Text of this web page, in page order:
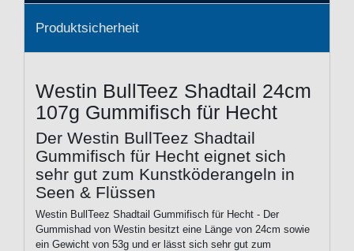
Produktsicherheit
Westin BullTeez Shadtail 24cm
107g Gummifisch für Hecht
Der Westin BullTeez Shadtail
Gummifisch für Hecht eignet sich
sehr gut zum Kunstköderangeln in
Seen & Flüssen
Westin BullTeez Shadtail Gummifisch für Hecht - Der
Gummishad von Westin besitzt eine Länge von 24cm sowie
ein Gewicht von 53g und er lässt sich sehr gut zum